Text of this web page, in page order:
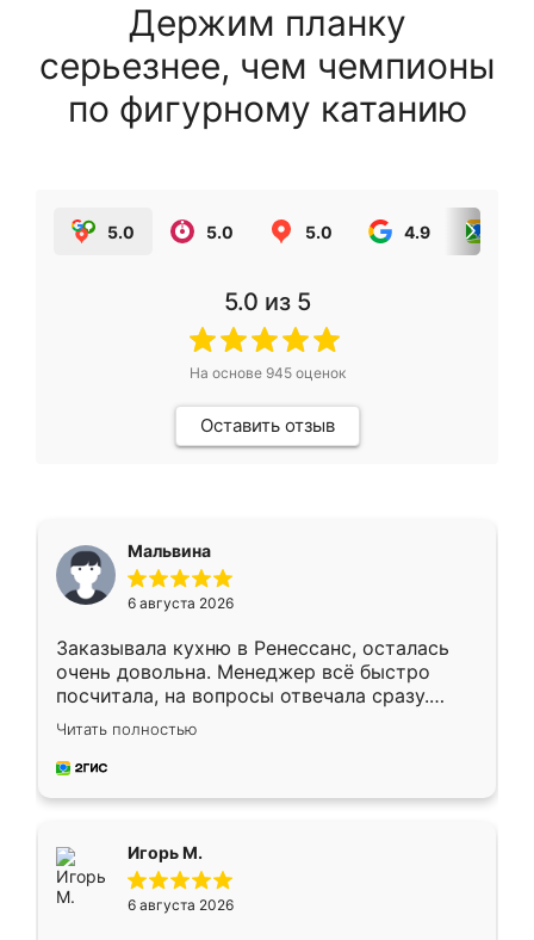
Держим планку
серьезнее, чем чемпионы
по фигурному катанию
5.0 5.0 5.0 4.9
5.0 из 5
На основе 945оценок
Оставить отзыв
Мальвина
6 августа 2026
Заказывала кухню в Ренессанс, осталась
очень довольна. Менеджер всё быстро
посчитала, на вопросы отвечала сразу.
Замерщик приехал в субботу, подошёл к
делу со всей ответственностью. Собрали
за день, ребята работали аккуратно, даже
Читать полностью
Игорь М.
6 августа 2026